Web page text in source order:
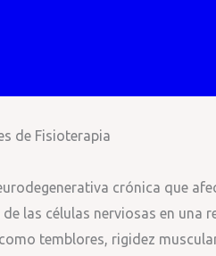
de Fisioterapia
crónica que
las células nerviosas en
temblores, rigidez